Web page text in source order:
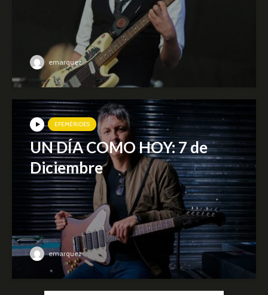
emarquez
EFEMÉRIDES
UN DÍA COMO HOY: 7 de
Diciembre
emarquez